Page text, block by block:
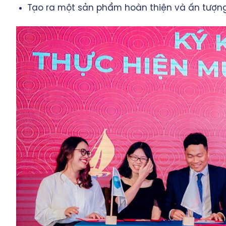
Tạo ra một sản phẩm hoàn thiện và ấn